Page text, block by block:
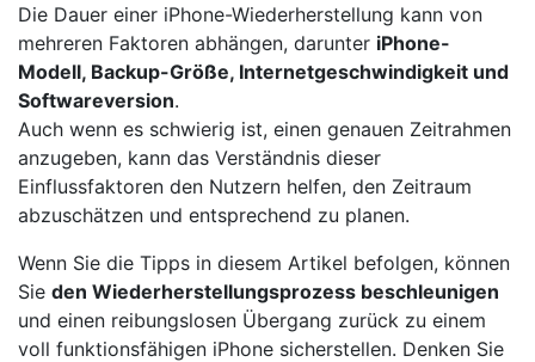
Die Dauer einer iPhone-Wiederherstellung kann von
mehreren Faktoren abhängen, darunter iPhone-
Modell, Backup-Größe, Internetgeschwindigkeit und
Softwareversion.
Auch wenn es schwierig ist, einen genauen Zeitrahmen
anzugeben, kann das Verständnis dieser
Einflussfaktoren den Nutzern helfen, den Zeitraum
abzuschätzen und entsprechend zu planen.
Wenn Sie die Tipps in diesem Artikel befolgen, können
Sie den Wiederherstellungsprozess beschleunigen
und einen reibungslosen Übergang zurück zu einem
voll funktionsfähigen iPhone sicherstellen. Denken Sie